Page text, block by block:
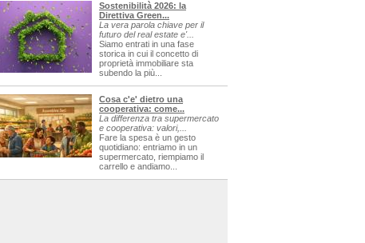
Sostenibilità 2026: la
Direttiva Green...
La vera parola chiave per il
futuro del real estate e'...
Siamo entrati in una fase
storica in cui il concetto di
proprietà immobiliare sta
subendo la più...
Cosa c'e' dietro una
cooperativa: come...
La differenza tra supermercato
e cooperativa: valori,...
Fare la spesa è un gesto
quotidiano: entriamo in un
supermercato, riempiamo il
carrello e andiamo...